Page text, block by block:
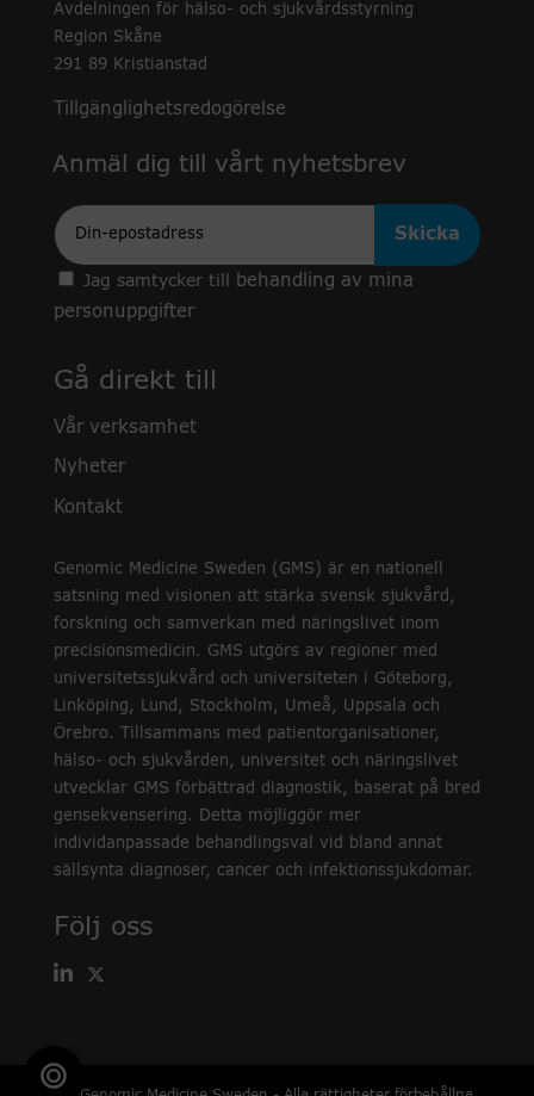
Avdelningen för hälso- och sjukvårdsstyrning
Region Skåne
291 89 Kristianstad
Tillgänglighetsredogörelse
Anmäl dig till vårt nyhetsbrev
Epost
Jag samtycker till
behandling av mina
personuppgifter
Gå direkt till
Vår verksamhet
Nyheter
Kontakt
Genomic Medicine Sweden (GMS) är en nationell
satsning med visionen att stärka svensk sjukvård,
forskning och samverkan med näringslivet inom
precisionsmedicin. GMS utgörs av regioner med
universitetssjukvård och universiteten i Göteborg,
Linköping, Lund, Stockholm, Umeå, Uppsala och
Örebro. Tillsammans med patientorganisationer,
hälso- och sjukvården, universitet och näringslivet
utvecklar GMS förbättrad diagnostik, baserat på bred
gensekvensering. Detta möjliggör mer
individanpassade behandlingsval vid bland annat
sällsynta diagnoser, cancer och infektionssjukdomar.
Följ oss